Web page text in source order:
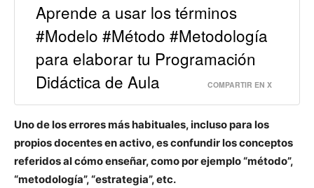
Aprende a usar los términos
#Modelo #Método #Metodología
para elaborar tu Programación
Didáctica de Aula
COMPARTIR EN X
Uno de los errores más habituales, incluso para los
propios docentes en activo, es confundir los conceptos
referidos al cómo enseñar, como por ejemplo “método”,
“metodología”, “estrategia”, etc.